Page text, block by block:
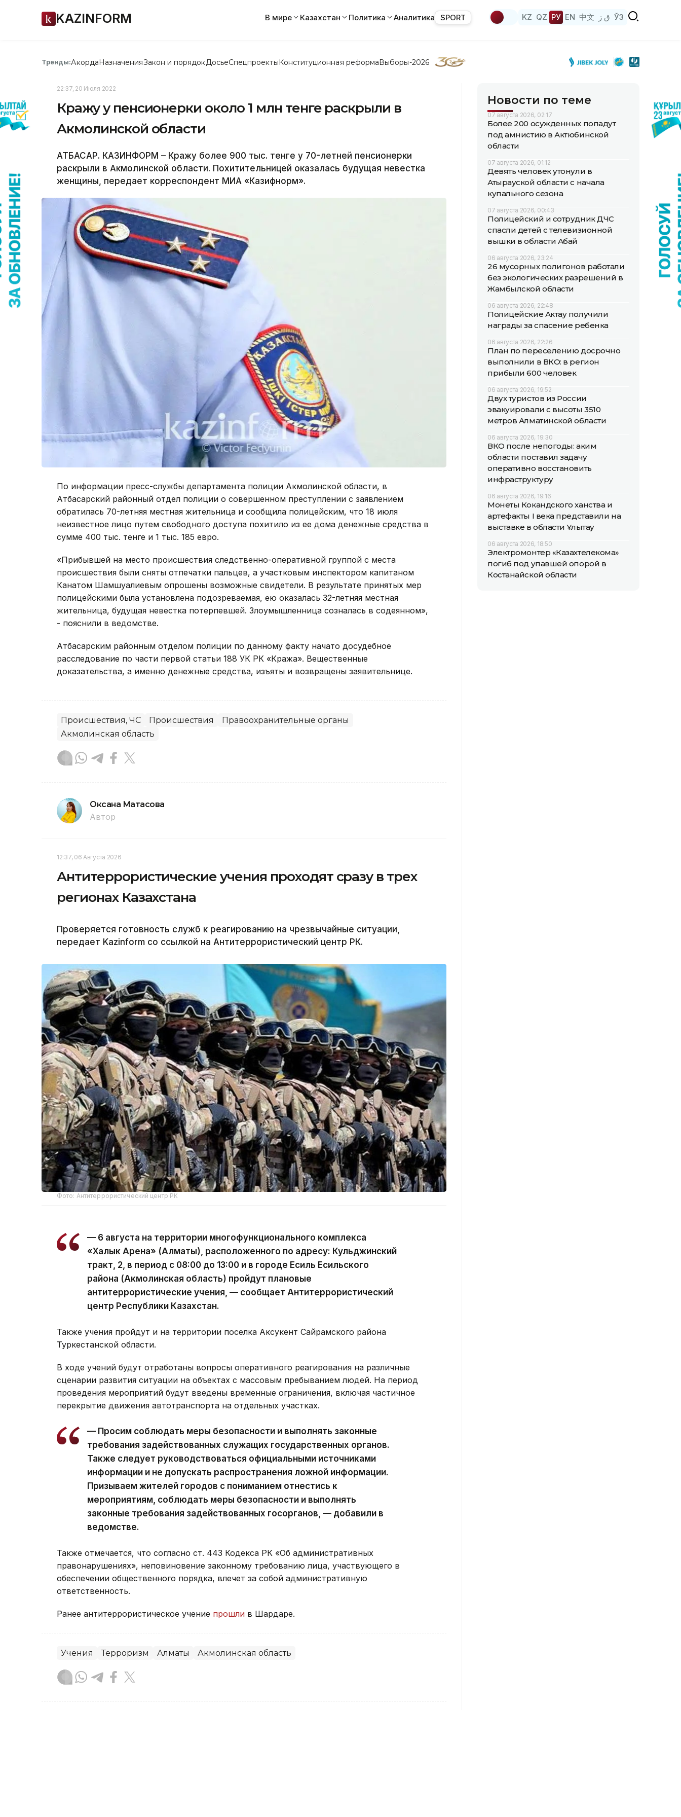
KAZINFORM В мире Казахстан Политика Аналитика SPORT KZ QZ РУ EN 中文 ق ز ЎЗ
Тренды:АкордаНазначенияЗакон и порядок ДосьеСпецпроектыКонституционная реформаВыборы-2026
22:37, 20 Июля 2022
Кражу у пенсионерки около 1 млн тенге раскрыли в
Акмолинской области
АТБАСАР. КАЗИНФОРМ – Кражу более 900 тыс. тенге у 70-летней пенсионерки
раскрыли в Акмолинской области. Похитительницей оказалась будущая невестка
женщины, передает корреспондент МИА «Казифнорм».
По информации пресс-службы департамента полиции Акмолинской области, в
Атбасарский районный отдел полиции о совершенном преступлении с заявлением
обратилась 70-летняя местная жительница и сообщила полицейским, что 18 июля
неизвестное лицо путем свободного доступа похитило из ее дома денежные средства в
сумме 400 тыс. тенге и 1 тыс. 185 евро.
«Прибывшей на место происшествия следственно-оперативной группой с места
происшествия были сняты отпечатки пальцев, а участковым инспектором капитаном
Канатом Шамшуалиевым опрошены возможные свидетели. В результате принятых мер
полицейскими была установлена подозреваемая, ею оказалась 32-летняя местная
жительница, будущая невестка потерпевшей. Злоумышленница созналась в содеянном»,
- пояснили в ведомстве.
Атбасарским районным отделом полиции по данному факту начато досудебное
расследование по части первой статьи 188 УК РК «Кража». Вещественные
доказательства, а именно денежные средства, изъяты и возвращены заявительнице.
Происшествия, ЧС Происшествия
Правоохранительные органы
Акмолинская область
Оксана Матасова
Автор
12:37, 06 Августа 2026
Антитеррористические учения проходят сразу в трех
регионах Казахстана
Проверяется готовность служб к реагированию на чрезвычайные ситуации,
передает Kazinform со ссылкой на Антитеррористический центр РК.
Фото: Антитеррористический центр РК
— 6 августа на территории многофункционального комплекса
«Халык Арена» (Алматы), расположенного по адресу: Кульджинский
тракт, 2, в период с 08:00 до 13:00 и в городе Есиль Есильского
района (Акмолинская область) пройдут плановые
антитеррористические учения, — сообщает Антитеррористический
центр Республики Казахстан.
Также учения пройдут и на территории поселка Аксукент Сайрамского района
Туркестанской области.
В ходе учений будут отработаны вопросы оперативного реагирования на различные
сценарии развития ситуации на объектах с массовым пребыванием людей. На период
проведения мероприятий будут введены временные ограничения, включая частичное
перекрытие движения автотранспорта на отдельных участках.
— Просим соблюдать меры безопасности и выполнять законные
требования задействованных служащих государственных органов.
Также следует руководствоваться официальными источниками
информации и не допускать распространения ложной информации.
Призываем жителей городов с пониманием отнестись к
мероприятиям, соблюдать меры безопасности и выполнять
законные требования задействованных госорганов, — добавили в
ведомстве.
Также отмечается, что согласно ст. 443 Кодекса РК «Об административных
правонарушениях», неповиновение законному требованию лица, участвующего в
обеспечении общественного порядка, влечет за собой административную
ответственность.
Ранее антитеррористическое учение прошли в Шардаре.
Учения Терроризм Алматы Акмолинская область
Новости по теме
07 августа 2026, 02:17
Более 200 осужденных попадут
под амнистию в Актюбинской
области
07 августа 2026, 01:12
Девять человек утонули в
Атырауской области с начала
купального сезона
07 августа 2026, 00:43
Полицейский и сотрудник ДЧС
спасли детей с телевизионной
вышки в области Абай
06 августа 2026, 23:24
26 мусорных полигонов работали
без экологических разрешений в
Жамбылской области
06 августа 2026, 22:48
Полицейские Актау получили
награды за спасение ребенка
06 августа 2026, 22:26
План по переселению досрочно
выполнили в ВКО: в регион
прибыли 600 человек
06 августа 2026, 19:52
Двух туристов из России
эвакуировали с высоты 3510
метров Алматинской области
06 августа 2026, 19:30
ВКО после непогоды: аким
области поставил задачу
оперативно восстановить
инфраструктуру
06 августа 2026, 19:16
Монеты Кокандского ханства и
артефакты I века представили на
выставке в области Ұлытау
06 августа 2026, 18:50
Электромонтер «Казахтелекома»
погиб под упавшей опорой в
Костанайской области